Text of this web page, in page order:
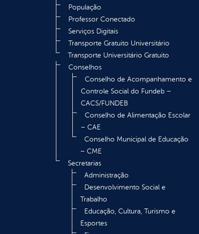
População
Professor Conectado
Serviços Digitais
Transporte Gratuito Universitário
Transporte Universitário Gratuito
Conselhos
Conselho de Acompanhamento e
Controle Social do Fundeb –
CACS/FUNDEB
Conselho de Alimentação Escolar
– CAE
Conselho Municipal de Educação
– CME
Secretarias
Administração
Desenvolvimento Social e
Trabalho
Educação, Cultura, Turismo e
Esportes